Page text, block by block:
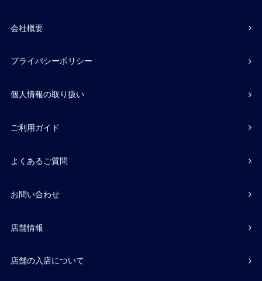
会社概要
プライバシーポリシー
個人情報の取り扱い
ご利用ガイド
よくあるご質問
お問い合わせ
店舗情報
店舗の入店について